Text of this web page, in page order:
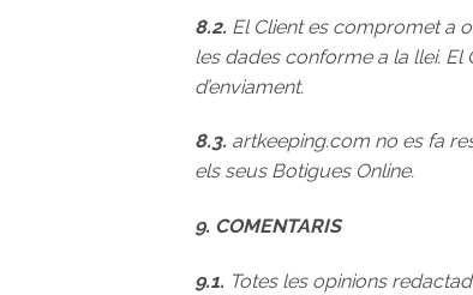
8.2. El Client es compromet a
les dades conforme a la llei.
d’enviament.
8.3. artkeeping.com no es fa
els seus Botigues Online.
9. COMENTARIS
9.1. Totes les opinions